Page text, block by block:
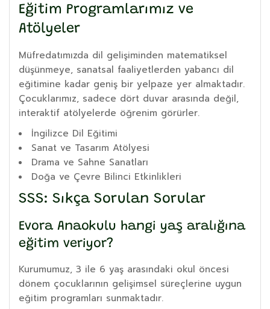
Eğitim Programlarımız ve
Atölyeler
Müfredatımızda dil gelişiminden matematiksel
düşünmeye, sanatsal faaliyetlerden yabancı dil
eğitimine kadar geniş bir yelpaze yer almaktadır.
Çocuklarımız, sadece dört duvar arasında değil,
interaktif atölyelerde öğrenim görürler.
İngilizce Dil Eğitimi
Sanat ve Tasarım Atölyesi
Drama ve Sahne Sanatları
Doğa ve Çevre Bilinci Etkinlikleri
SSS: Sıkça Sorulan Sorular
Evora Anaokulu hangi yaş aralığına
eğitim veriyor?
Kurumumuz, 3 ile 6 yaş arasındaki okul öncesi
dönem çocuklarının gelişimsel süreçlerine uygun
eğitim programları sunmaktadır.